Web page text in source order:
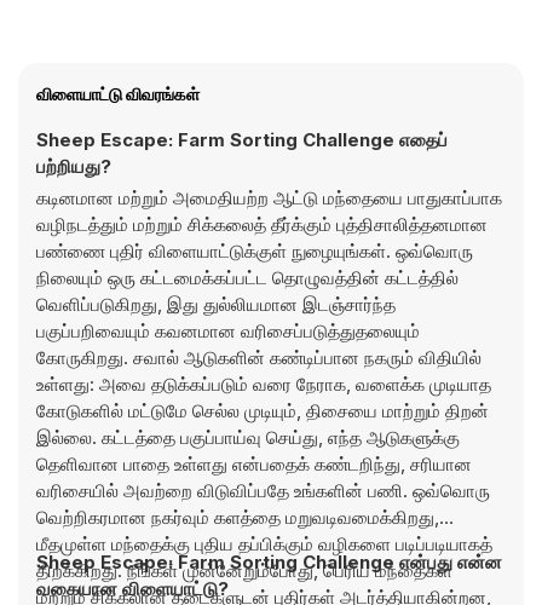
விளையாட்டு விவரங்கள்
Sheep Escape: Farm Sorting Challenge எதைப்
பற்றியது?
கடினமான மற்றும் அமைதியற்ற ஆட்டு மந்தையை பாதுகாப்பாக
வழிநடத்தும் மற்றும் சிக்கலைத் தீர்க்கும் புத்திசாலித்தனமான
பண்ணை புதிர் விளையாட்டுக்குள் நுழையுங்கள். ஒவ்வொரு
நிலையும் ஒரு கட்டமைக்கப்பட்ட தொழுவத்தின் கட்டத்தில்
வெளிப்படுகிறது, இது துல்லியமான இடஞ்சார்ந்த
பகுப்பறிவையும் கவனமான வரிசைப்படுத்துதலையும்
கோருகிறது. சவால் ஆடுகளின் கண்டிப்பான நகரும் விதியில்
உள்ளது: அவை தடுக்கப்படும் வரை நேராக, வளைக்க முடியாத
கோடுகளில் மட்டுமே செல்ல முடியும், திசையை மாற்றும் திறன்
இல்லை. கட்டத்தை பகுப்பாய்வு செய்து, எந்த ஆடுகளுக்கு
தெளிவான பாதை உள்ளது என்பதைக் கண்டறிந்து, சரியான
வரிசையில் அவற்றை விடுவிப்பதே உங்களின் பணி. ஒவ்வொரு
வெற்றிகரமான நகர்வும் களத்தை மறுவடிவமைக்கிறது,
மீதமுள்ள மந்தைக்கு புதிய தப்பிக்கும் வழிகளை படிப்படியாகத்
திறக்கிறது. நீங்கள் முன்னேறும்போது, ​​பெரிய மந்தைகள்
மற்றும் சிக்கலான தடைகளுடன் புதிர்கள் அடர்த்தியாகின்றன,
Sheep Escape: Farm Sorting Challenge என்பது என்ன
வகையான விளையாட்டு?